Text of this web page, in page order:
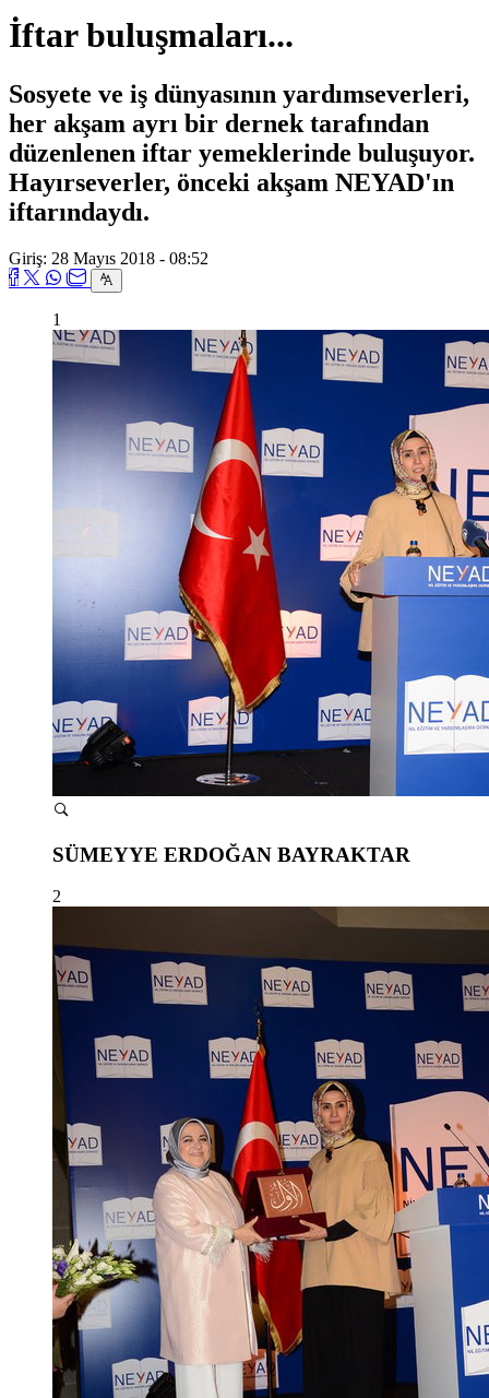
İftar buluşmaları...
Sosyete ve iş dünyasının yardımseverleri,
her akşam ayrı bir dernek tarafından
düzenlenen iftar yemeklerinde buluşuyor.
Hayırseverler, önceki akşam NEYAD'ın
iftarındaydı.
Giriş: 28 Mayıs 2018 - 08:52
1
SÜMEYYE ERDOĞAN BAYRAKTAR
2